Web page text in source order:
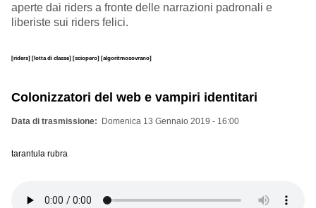
aperte dai riders a fronte delle narrazioni padronali e
liberiste sui riders felici.
[riders] [lotta di classe] [sciopero] [algoritmosovrano]
Colonizzatori del web e vampiri identitari
Data di trasmissione Domenica 13 Gennaio 2019 - 16:00
tarantula rubra